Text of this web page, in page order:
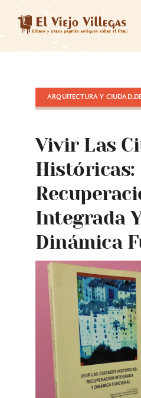
content
ARQUITECTURA Y
Vivir Las
Históricas:
Integrada
Dinámica